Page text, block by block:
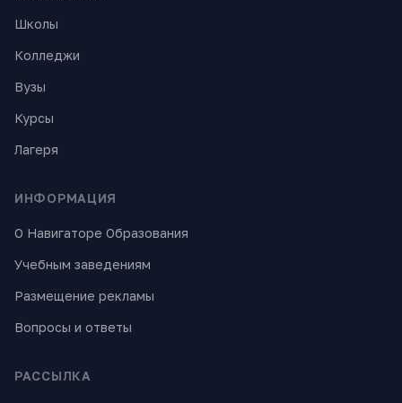
Школы
Колледжи
Вузы
Курсы
Лагеря
ИНФОРМАЦИЯ
О Навигаторе Образования
Учебным заведениям
Размещение рекламы
Вопросы и ответы
РАССЫЛКА